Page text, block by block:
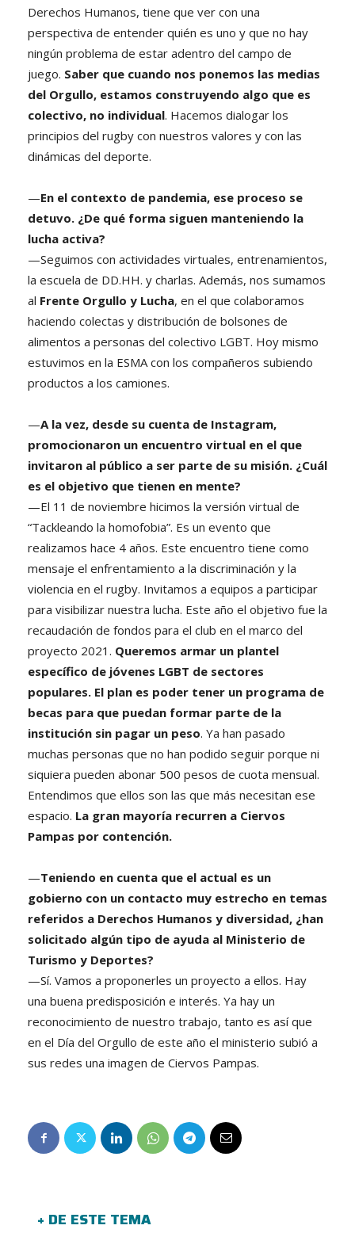
Derechos Humanos, tiene que ver con una
perspectiva de entender quién es uno y que no hay
ningún problema de estar adentro del campo de
juego. Saber que cuando nos ponemos las medias
del Orgullo, estamos construyendo algo que es
colectivo, no individual. Hacemos dialogar los
principios del rugby con nuestros valores y con las
dinámicas del deporte.
—En el contexto de pandemia, ese proceso se
detuvo. ¿De qué forma siguen manteniendo la
lucha activa?
—Seguimos con actividades virtuales, entrenamientos,
la escuela de DD.HH. y charlas. Además, nos sumamos
al Frente Orgullo y Lucha, en el que colaboramos
haciendo colectas y distribución de bolsones de
alimentos a personas del colectivo LGBT. Hoy mismo
estuvimos en la ESMA con los compañeros subiendo
productos a los camiones.
—A la vez, desde su cuenta de Instagram,
promocionaron un encuentro virtual en el que
invitaron al público a ser parte de su misión. ¿Cuál
es el objetivo que tienen en mente?
—El 11 de noviembre hicimos la versión virtual de
“Tackleando la homofobia”. Es un evento que
realizamos hace 4 años. Este encuentro tiene como
mensaje el enfrentamiento a la discriminación y la
violencia en el rugby. Invitamos a equipos a participar
para visibilizar nuestra lucha. Este año el objetivo fue la
recaudación de fondos para el club en el marco del
proyecto 2021. Queremos armar un plantel
específico de jóvenes LGBT de sectores
populares. El plan es poder tener un programa de
becas para que puedan formar parte de la
institución sin pagar un peso. Ya han pasado
muchas personas que no han podido seguir porque ni
siquiera pueden abonar 500 pesos de cuota mensual.
Entendimos que ellos son las que más necesitan ese
espacio. La gran mayoría recurren a Ciervos
Pampas por contención.
—Teniendo en cuenta que el actual es un
gobierno con un contacto muy estrecho en temas
referidos a Derechos Humanos y diversidad, ¿han
solicitado algún tipo de ayuda al Ministerio de
Turismo y Deportes?
—Sí. Vamos a proponerles un proyecto a ellos. Hay
una buena predisposición e interés. Ya hay un
reconocimiento de nuestro trabajo, tanto es así que
en el Día del Orgullo de este año el ministerio subió a
sus redes una imagen de Ciervos Pampas.
+ DE ESTE TEMA